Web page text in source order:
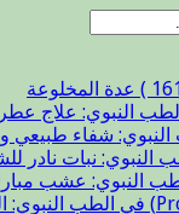
النبوي: علاج
شفاء طبيعي
النبوي: نبات نادر
النبوي: عشب